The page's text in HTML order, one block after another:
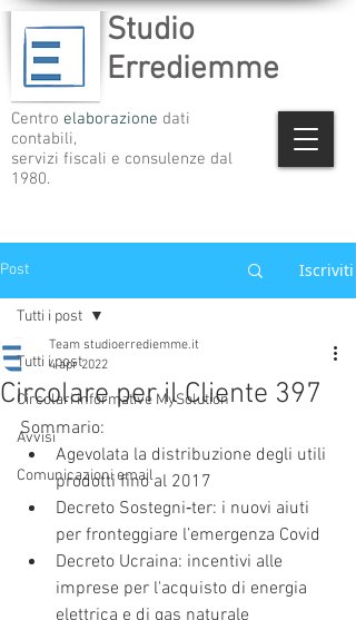
Studio
Errediemme
Centro elaborazione dati
contabili,
servizi fiscali e consulenze dal
1980.
Post Iscriviti
Tutti i post
Circolari informative MySolution
Avvisi
Comunicazioni email
Tutti i post
Circolare per il Cliente 397
Team studioerrediemme.it
4 apr 2022
Sommario:
Agevolata la distribuzione degli utili
prodotti fino al 2017
Decreto Sostegni‐ter: i nuovi aiuti
per fronteggiare l’emergenza Covid
Decreto Ucraina: incentivi alle
imprese per l'acquisto di energia
elettrica e di gas naturale